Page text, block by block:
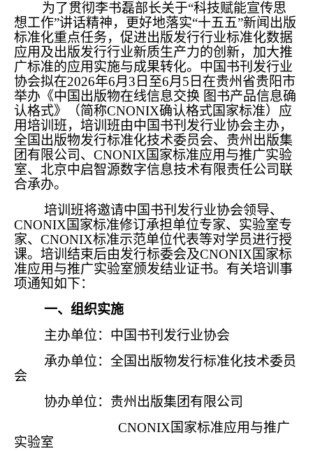
为了贯彻李书磊部长关于“科技赋能宣传思
想工作”讲话精神，更好地落实“十五五”新闻出版
标准化重点任务，促进出版发行行业标准化数据
应用及出版发行行业新质生产力的创新，加大推
广标准的应用实施与成果转化。中国书刊发行业
协会拟在2026年6月3日至6月5日在贵州省贵阳市
举办《中国出版物在线信息交换 图书产品信息确
认格式》（简称CNONIX确认格式国家标准）应
用培训班，培训班由中国书刊发行业协会主办，
全国出版物发行标准化技术委员会、贵州出版集
团有限公司、CNONIX国家标准应用与推广实验
室、北京中启智源数字信息技术有限责任公司联
合承办。
培训班将邀请中国书刊发行业协会领导、
CNONIX国家标准修订承担单位专家、实验室专
家、CNONIX标准示范单位代表等对学员进行授
课。培训结束后由发行标委会及CNONIX国家标
准应用与推广实验室颁发结业证书。有关培训事
项通知如下：
一、组织实施
主办单位：中国书刊发行业协会
承办单位：全国出版物发行标准化技术委员
会
协办单位：贵州出版集团有限公司
CNONIX国家标准应用与推广
实验室